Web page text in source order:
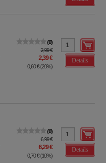
0
2,99 €
2,39 €
0,60 €(20%)
Details
0
6,99 €
6,29 €
0,70 €(10%)
Details